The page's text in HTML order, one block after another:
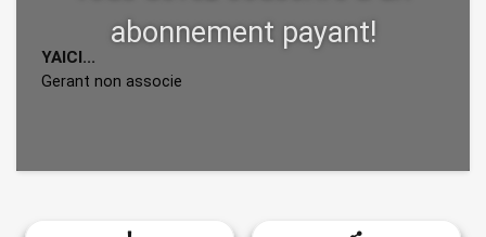
YAICI...
Gerant non associe